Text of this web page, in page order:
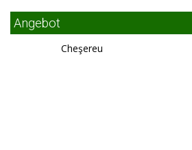
Angebot
Cheşereu